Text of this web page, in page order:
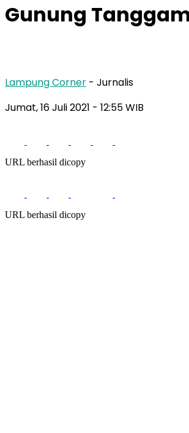
Gunung
Lampung Corner - Jurnalis
Jumat, 16 Juli 2021 - 12:55 WIB
URL berhasil dicopy
URL berhasil dicopy